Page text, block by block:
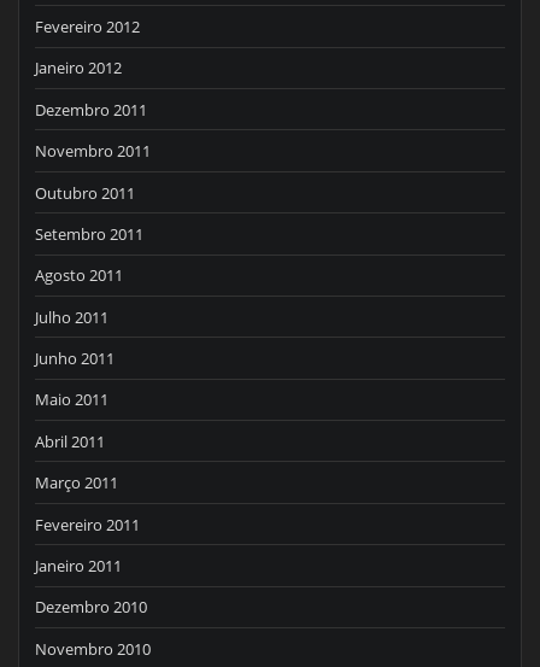
Fevereiro 2012
Janeiro 2012
Dezembro 2011
Novembro 2011
Outubro 2011
Setembro 2011
Agosto 2011
Julho 2011
Junho 2011
Maio 2011
Abril 2011
Março 2011
Fevereiro 2011
Janeiro 2011
Dezembro 2010
Novembro 2010